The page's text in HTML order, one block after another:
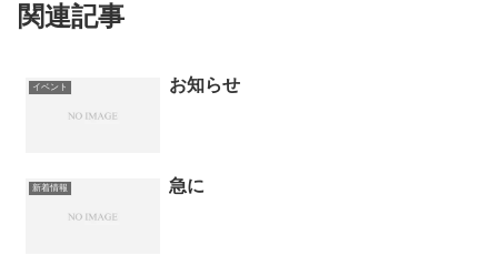
関連記事
イベント お知らせ
新着情報 急に